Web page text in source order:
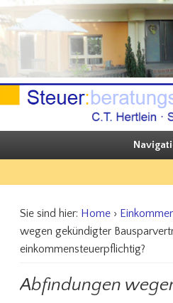
Sie steuern, wir beraten
Sie sind hier: Home›
wegen gekündigter
einkommensteuerpflichtig?
Abfindungen